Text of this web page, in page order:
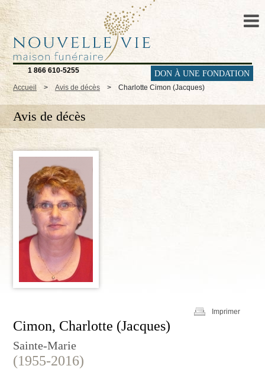
1 866 610-5255 DON À UNE FONDATION
Accueil > Avis de décès > Charlotte Cimon (Jacques)
Avis de décès
Imprimer
Cimon, Charlotte (Jacques)
Sainte-Marie
(1955-2016)